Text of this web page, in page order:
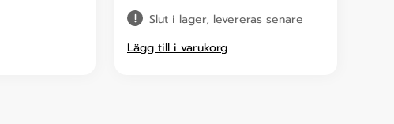
Slut i lager, levereras senare
Lägg till i varukorg